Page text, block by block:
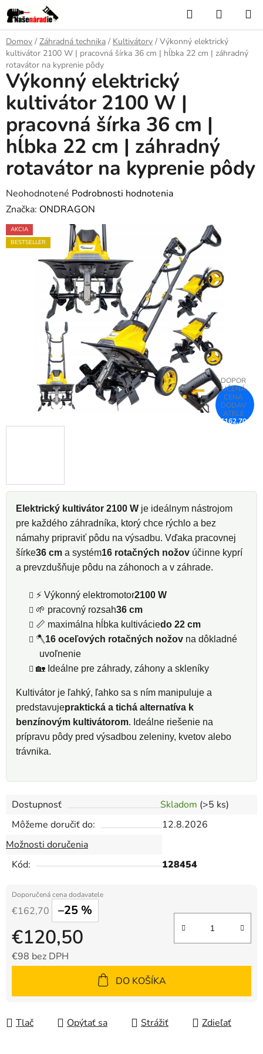
Prejsť
na
obsah
Hľadať
KOŠÍK
Domov / Záhradná technika / Kultivátory / Výkonný elektrický
kultivátor 2100 W | pracovná šírka 36 cm | hĺbka 22 cm | záhradný
rotavátor na kyprenie pôdy
Elektrický kultivátor 2100 W je ideálnym nástrojom
pre každého záhradníka, ktorý chce rýchlo a bez
námahy pripraviť pôdu na výsadbu. Vďaka pracovnej
šírke36 cm a systém16 rotačných nožov účinne kyprí
a prevzdušňuje pôdu na záhonoch a v záhrade.
⚡ Výkonný elektromotor2100 W
🌱 pracovný rozsah36 cm
📏 maximálna hĺbka kultiváciedo 22 cm
🪓16 oceľových rotačných nožov na dôkladné
uvoľnenie
🏡 Ideálne pre záhrady, záhony a skleníky
Kultivátor je ľahký, ľahko sa s ním manipuluje a
predstavujepraktická a tichá alternatíva k
benzínovým kultivátorom. Ideálne riešenie na
prípravu pôdy pred výsadbou zeleniny, kvetov alebo
trávnika.
Dostupnosť Skladom (>5 ks)
Môžeme doručiť do:
12.8.2026
Možnosti doručenia
Kód:
128454
€162,70 –25 %
€120,50
€98 bez DPH
DO KOŠÍKA
Tlač Opýtať sa Strážiť Zdieľať
Výkonný elektrický
kultivátor 2100 W |
pracovná šírka 36 cm |
hĺbka 22 cm | záhradný
rotavátor na kyprenie pôdy
Priemerné
hodnotenie
produktu
je
hviezdičiek.
Neohodnotené Podrobnosti hodnotenia
Značka: ONDRAGON
AKCIA
BESTSELLER
€162,70